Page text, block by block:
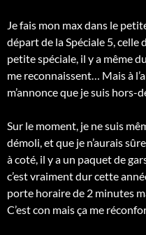
Je fais mon max dans le
départ de la Spéciale 5, celle
petite spéciale, il y a même
me reconnaissent… Mais à
m’annonce que je suis hors-
Sur le moment, je ne suis
démoli, et que je n’aurais
à coté, il y a un paquet de
c’est vraiment dur cette
porte horaire de 2 minutes
C’est con mais ça me